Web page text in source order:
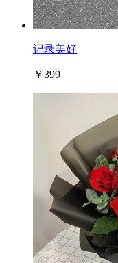
记录美好
￥399